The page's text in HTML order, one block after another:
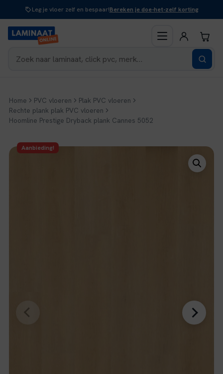
inhoud
Leg je vloer zelf en bespaar!Bereken je doe-het-zelf korting
Home PVC vloeren
Plak PVC vloeren
Rechte plank plak PVC vloeren
Hoomline Prestige Dryback plank Cannes 5052
Aanbieding!